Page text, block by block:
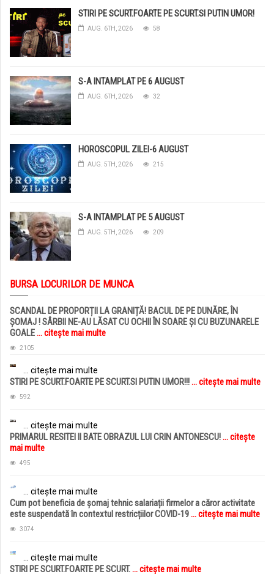
STIRI PE SCURT.FOARTE PE SCURT.SI PUTIN UMOR!
AUG. 6TH, 2026 58
S-A INTAMPLAT PE 6 AUGUST
AUG. 6TH, 2026 32
HOROSCOPUL ZILEI-6 AUGUST
AUG. 5TH, 2026 215
S-A INTAMPLAT PE 5 AUGUST
AUG. 5TH, 2026 209
BURSA LOCURILOR DE MUNCA
SCANDAL DE PROPORȚII LA GRANIȚĂ! BACUL DE PE DUNĂRE, ÎN
ȘOMAJ ! SÂRBII NE-AU LĂSAT CU OCHII ÎN SOARE ȘI CU BUZUNARELE
GOALE... citește mai multe
2105
... citește mai multe
STIRI PE SCURT.FOARTE PE SCURT.SI PUTIN UMOR!!!... citește mai multe
592
... citește mai multe
PRIMARUL RESITEI II BATE OBRAZUL LUI CRIN ANTONESCU!... citește
mai multe
495
... citește mai multe
Cum pot beneficia de șomaj tehnic salariații firmelor a căror activitate
este suspendată în contextul restricțiilor COVID-19... citește mai multe
3074
... citește mai multe
STIRI PE SCURT.FOARTE PE SCURT.... citește mai multe